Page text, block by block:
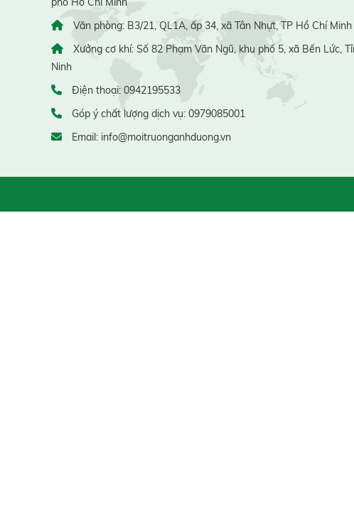
Văn phòng: B3/21, QL1A, ấp 34, xã Tân Nhựt, TP Hồ Chí Minh
Xưởng cơ khí: Số 82 Phạm Văn Ngũ, khu phố 5, xã Bến Lức,
Ninh
Điện thoại: 0942195533
Góp ý chất lượng dịch vụ: 0979085001
Email: info@moitruonganhduong.vn